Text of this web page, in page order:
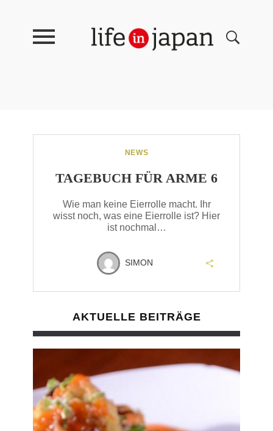
NEWS
TAGEBUCH FÜR ARME 6
Wie man keine Eierrolle macht. Ihr
wisst noch, was eine Eierrolle ist? Hier
ist nochmal…
SIMON
AKTUELLE BEITRÄGE